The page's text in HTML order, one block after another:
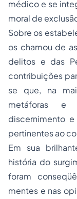
médico e se
moral de
Sobre os
os chamou de
delitos e das
contribuições
se que, na
metáforas e
discernimento
pertinentes ao
Em sua
história do
foram
mentes e nas